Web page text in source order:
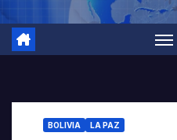
BOLIVIA LA PAZ